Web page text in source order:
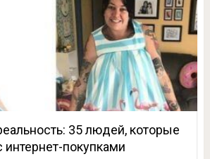
35 людей, которые
интернет-покупками